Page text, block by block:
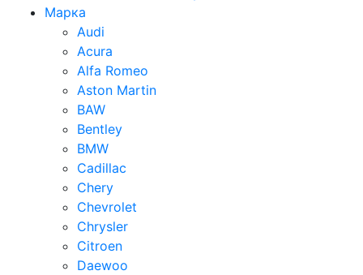
Марка
Audi
Acura
Alfa Romeo
Aston Martin
BAW
Bentley
BMW
Cadillac
Chery
Chevrolet
Chrysler
Citroen
Daewoo